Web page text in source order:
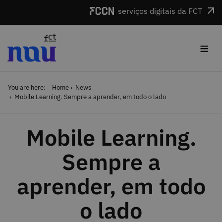
serviços digitais da FCT
≡
You are here: Home
News
Mobile Learning. Sempre a aprender, em todo o lado
Mobile Learning.
Sempre a
aprender, em todo
o lado